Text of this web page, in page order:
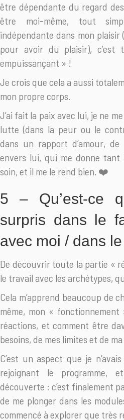
être dépendante du regard
être moi-même, tout
indépendante dans mon plaisir
pour avoir du plaisir), c’est
empuissançant » !
Je crois que cela a aussi
mon propre corps.
J’ai fait la paix avec lui, je ne
lutte (dans la peur ou le
dans un rapport d’amour,
envers lui, qui me donne tant
soin, et il me le rend bien. ❤️
5 – Qu’est-ce
surpris dans le
avec moi / dans
De découvrir toute la partie «
le travail avec les archétypes,
Cela m’apprend beaucoup de
même, mon «
réactions, et comment être
besoins, de mes limites et de
C’est un aspect que je
rejoignant le
découverte : c’est finalement
de me plonger dans les
commencé à explorer que très